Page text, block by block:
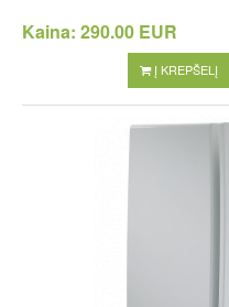
Kaina: 290.00 EUR
Į KREPŠELĮ